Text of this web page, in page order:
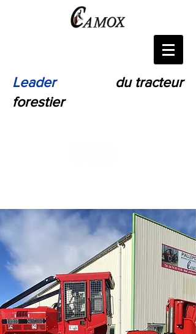
Leader
du tracteur
forestier